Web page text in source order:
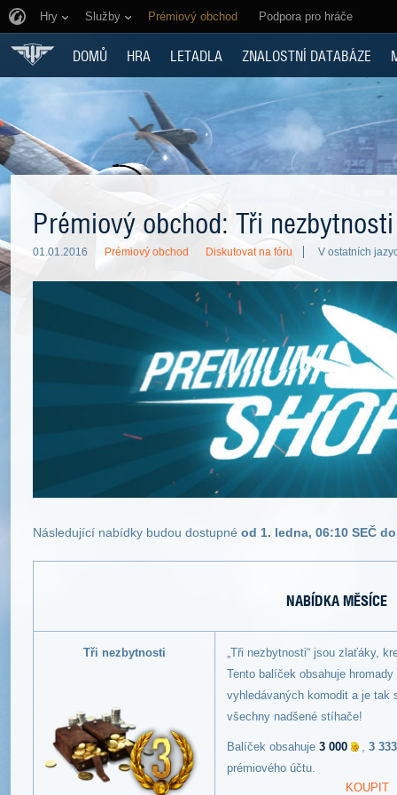
Hry Služby Prémiový obchod Podpora pro hráče
DOMŮ HRA LETADLA ZNALOSTNÍ DATABÁZE
Prémiový obchod: Tři nezbytnosti
01.01.2016 Prémiový obchod Diskutovat na fóru V ostatních
Následující nabídky budou dostupné od 1. ledna, 06:10 SEČ
NABÍDKA MĚSÍCE
Tři nezbytnosti
„Tři nezbytnosti“ jsou zlaťáky,
Tento balíček obsahuje
vyhledávaných komodit a je tak
všechny nadšené stíhače!
Balíček obsahuje 3 000
3
prémiového účtu.
KOUPIT